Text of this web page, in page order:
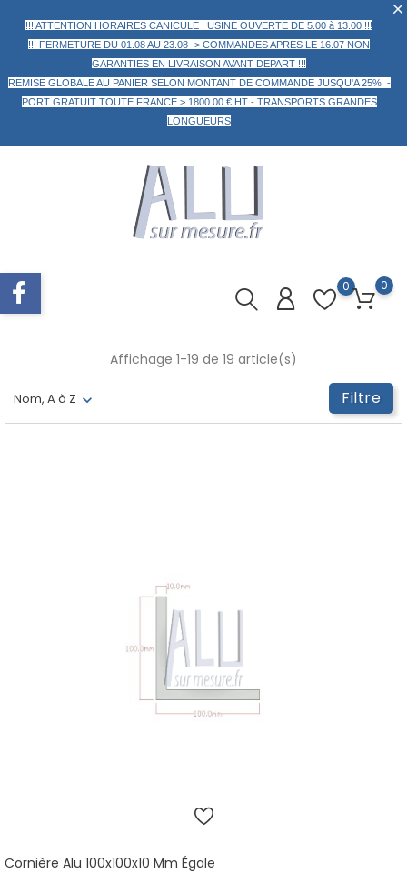
!!! ATTENTION HORAIRES CANICULE : USINE OUVERTE DE 5.00 à 13.00 !!!
!!! FERMETURE DU 01.08 AU 23.08 -> COMMANDES APRES LE 16.07 NON
GARANTIES EN LIVRAISON AVANT DEPART !!!
REMISE GLOBALE AU PANIER SELON MONTANT DE COMMANDE JUSQU'A 25% -
PORT GRATUIT TOUTE FRANCE > 1800.00 € HT - TRANSPORTS GRANDES
LONGUEURS
0 0
Nom, A à Z Filtre
Affichage 1-19 de 19 article(s)
Cornière Alu 100x100x10 Mm Égale